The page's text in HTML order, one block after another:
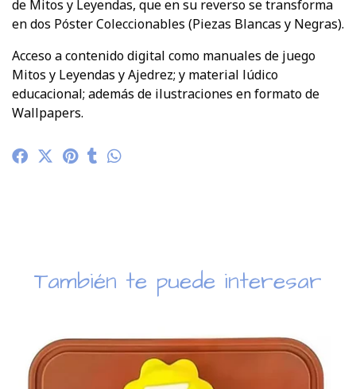
de Mitos y Leyendas, que en su reverso se transforma
en dos Póster Coleccionables (Piezas Blancas y Negras).
Acceso a contenido digital como manuales de juego
Mitos y Leyendas y Ajedrez; y material lúdico
educacional; además de ilustraciones en formato de
Wallpapers.
También te puede interesar